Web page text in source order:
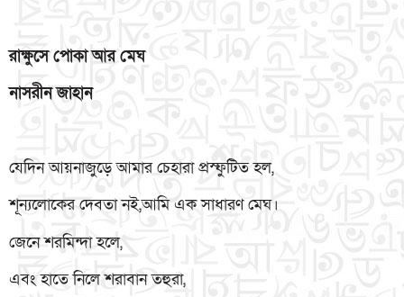
রাক্ষুসে পোকা আর মেঘ
নাসরীন জাহান
যেদিন আয়নাজুড়ে আমার চেহারা প্রস্ফুটিত হল,
শূন্যলোকের দেবতা নই,আমি এক সাধারণ মেঘ।
জেনে শরমিন্দা হলে,
এবং হাতে নিলে শরাবান তহুরা,